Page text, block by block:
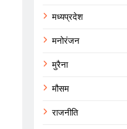
मध्यप्रदेश
मनोरंजन
मुरैना
मौसम
राजनीति